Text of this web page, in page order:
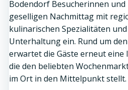
Bodendorf Besucherinnen und
geselligen Nachmittag mit
kulinarischen Spezialitäten
Unterhaltung ein. Rund um
erwartet die Gäste erneut eine
die den beliebten
im Ort in den Mittelpunkt stellt.